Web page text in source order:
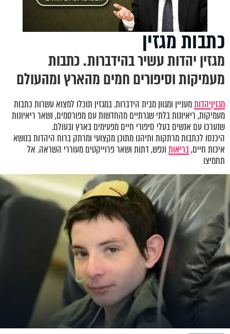
כתבות מגזין
מגזין יהדות עשיר בהידברות. כתבות
מעמיקות וסיפורים חמים מהארץ ומהעולם
מגזיןיהדותמעניין ומגוון מבית הידברות. במגזין תוכלו למצוא עשרות כתבות
מעמיקות, ריאיונות בלתי שגרתיים מהחדשות עם מפורסמים, ושאר ריאיונות
שנערכו עם אנשים בעלי סיפורי חיים מפעימים בארץ ובעולם.
היכנסו לכתבות מרתקות ותיהנו מתוכן מקצועי ומרתק ברוח היהדות בנושא
איכות חיים,בריאותונפש, דתות ושאר פרוייקטים מעוררי השראה. אל
תחמיצו